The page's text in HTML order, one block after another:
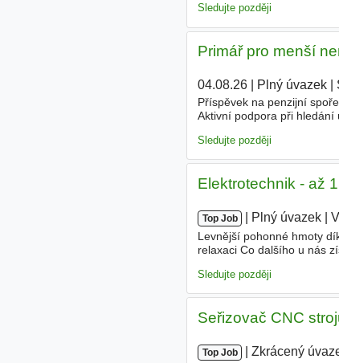
Sledujte později
Primář pro menší
04.08.26| Plný úvazek|
Příspěvek na penzijní
Aktivní podpora při hledání
Sledujte později
Elektrotechnik - až
Top Job Plný úvazek
Levnější pohonné hmoty
relaxaci Co dalšího u nás
Sledujte později
Seřizovač CNC
Top Job Zkrácený